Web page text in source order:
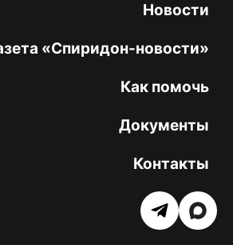
Новости
«Спиридон-новости»
Как помочь
Документы
Контакты